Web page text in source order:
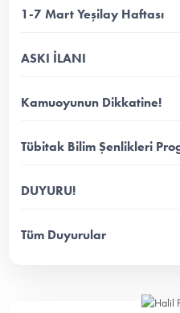
1-7 Mart Yeşilay Haftası
ASKI İLANI
Kamuoyunun Dikkatine!
Tübitak Bilim Şenlikleri
DUYURU!
Tüm Duyurular